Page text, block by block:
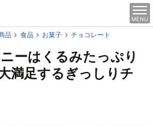
MENU
品 食品 お菓子 チョコレート
ーはくるみたっぷり
満足するぎっしりチ